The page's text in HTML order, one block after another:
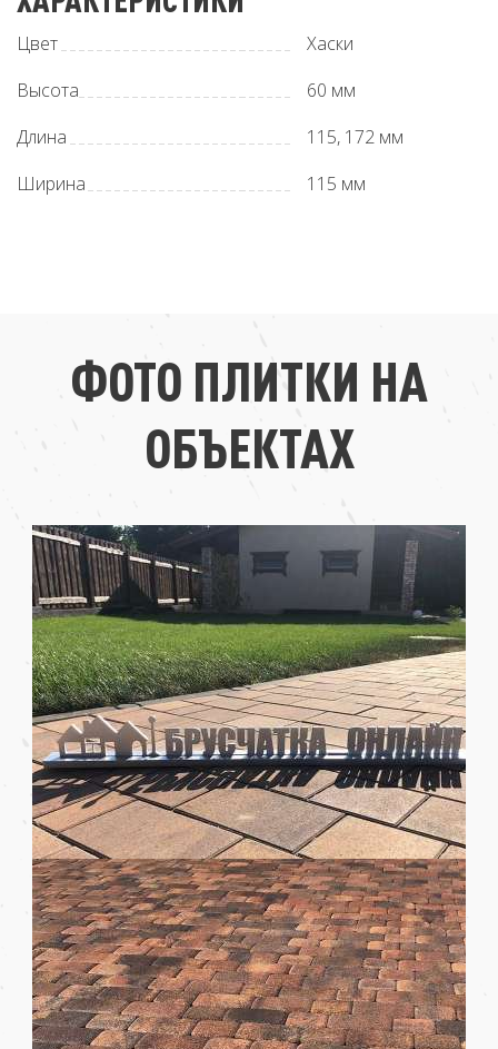
Цвет
Хаски
Высота
60 мм
Длина
115, 172 мм
Ширинa
115 мм
ФОТО ПЛИТКИ НА
ОБЪЕКТАХ